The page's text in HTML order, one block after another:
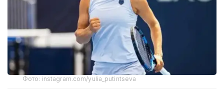
Фото: instagram.com/yulia_putintseva